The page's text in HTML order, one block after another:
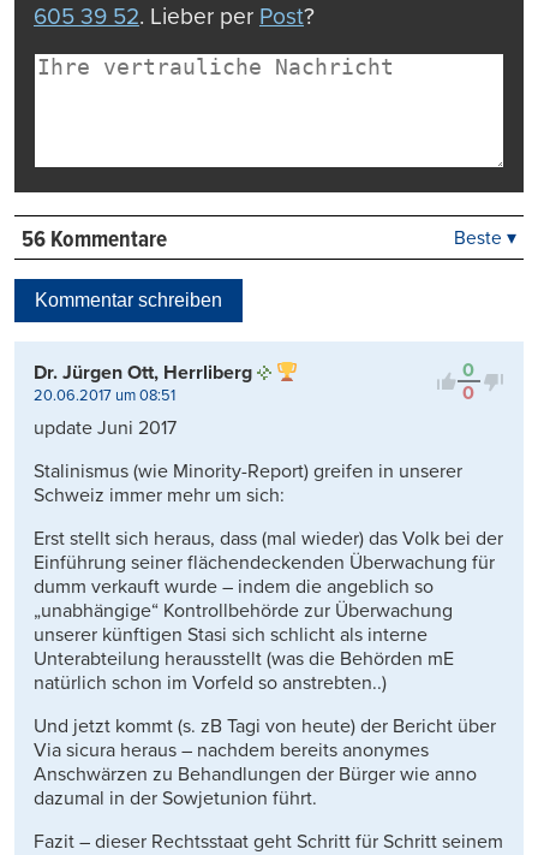
605 39 52. Lieber per Post?
56 Kommentare
Kontrovers
Beste ▾
Kommentar schreiben
0
0
Dr. Jürgen Ott, Herrliberg
20.06.2017 um 08:51
update Juni 2017
Stalinismus (wie Minority-Report) greifen in unserer
Schweiz immer mehr um sich:
Erst stellt sich heraus, dass (mal wieder) das Volk bei der
Einführung seiner flächendeckenden Überwachung für
dumm verkauft wurde – indem die angeblich so
„unabhängige“ Kontrollbehörde zur Überwachung
unserer künftigen Stasi sich schlicht als interne
Unterabteilung herausstellt (was die Behörden mE
natürlich schon im Vorfeld so anstrebten..)
Und jetzt kommt (s. zB Tagi von heute) der Bericht über
Via sicura heraus – nachdem bereits anonymes
Anschwärzen zu Behandlungen der Bürger wie anno
dazumal in der Sowjetunion führt.
Fazit – dieser Rechtsstaat geht Schritt für Schritt seinem